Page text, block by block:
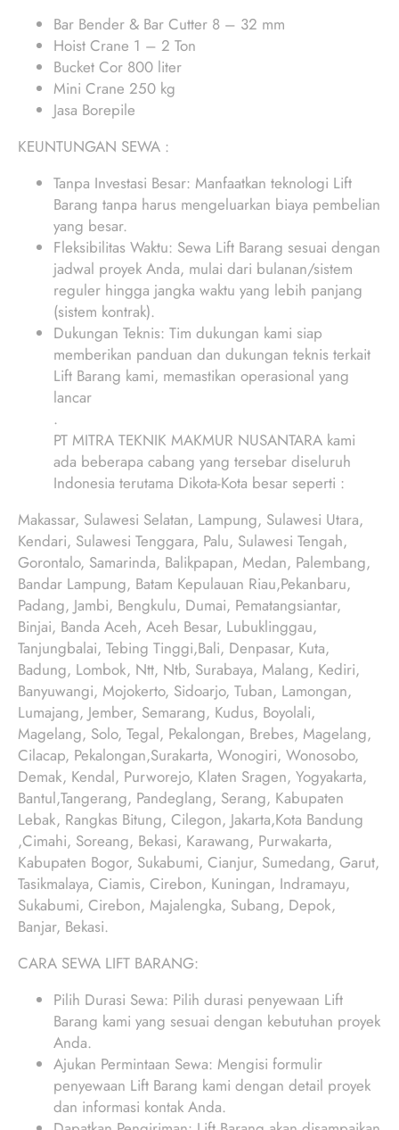
Bar Bender & Bar Cutter 8 – 32 mm
Hoist Crane 1 – 2 Ton
Bucket Cor 800 liter
Mini Crane 250 kg
Jasa Borepile
KEUNTUNGAN SEWA :
Tanpa Investasi Besar: Manfaatkan teknologi Lift
Barang tanpa harus mengeluarkan biaya pembelian
yang besar.
Fleksibilitas Waktu: Sewa Lift Barang sesuai dengan
jadwal proyek Anda, mulai dari bulanan/sistem
reguler hingga jangka waktu yang lebih panjang
(sistem kontrak).
Dukungan Teknis: Tim dukungan kami siap
memberikan panduan dan dukungan teknis terkait
Lift Barang kami, memastikan operasional yang
lancar
.
PT MITRA TEKNIK MAKMUR NUSANTARA kami
ada beberapa cabang yang tersebar diseluruh
Indonesia terutama Dikota-Kota besar seperti :
Makassar, Sulawesi Selatan, Lampung, Sulawesi Utara,
Kendari, Sulawesi Tenggara, Palu, Sulawesi Tengah,
Gorontalo, Samarinda, Balikpapan, Medan, Palembang,
Bandar Lampung, Batam Kepulauan Riau,Pekanbaru,
Padang, Jambi, Bengkulu, Dumai, Pematangsiantar,
Binjai, Banda Aceh, Aceh Besar, Lubuklinggau,
Tanjungbalai, Tebing Tinggi,Bali, Denpasar, Kuta,
Badung, Lombok, Ntt, Ntb, Surabaya, Malang, Kediri,
Banyuwangi, Mojokerto, Sidoarjo, Tuban, Lamongan,
Lumajang, Jember, Semarang, Kudus, Boyolali,
Magelang, Solo, Tegal, Pekalongan, Brebes, Magelang,
Cilacap, Pekalongan,Surakarta, Wonogiri, Wonosobo,
Demak, Kendal, Purworejo, Klaten Sragen, Yogyakarta,
Bantul,Tangerang, Pandeglang, Serang, Kabupaten
Lebak, Rangkas Bitung, Cilegon, Jakarta,Kota Bandung
,Cimahi, Soreang, Bekasi, Karawang, Purwakarta,
Kabupaten Bogor, Sukabumi, Cianjur, Sumedang, Garut,
Tasikmalaya, Ciamis, Cirebon, Kuningan, Indramayu,
Sukabumi, Cirebon, Majalengka, Subang, Depok,
Banjar, Bekasi.
CARA SEWA LIFT BARANG:
Pilih Durasi Sewa: Pilih durasi penyewaan Lift
Barang kami yang sesuai dengan kebutuhan proyek
Anda.
Ajukan Permintaan Sewa: Mengisi formulir
penyewaan Lift Barang kami dengan detail proyek
dan informasi kontak Anda.